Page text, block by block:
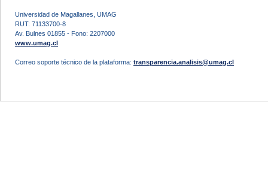
Universidad de Magallanes, UMAG
RUT: 71133700-8
Av. Bulnes 01855 - Fono: 2207000
www.umag.cl
Correo soporte técnico de la plataforma: transparencia.analisis@umag.cl